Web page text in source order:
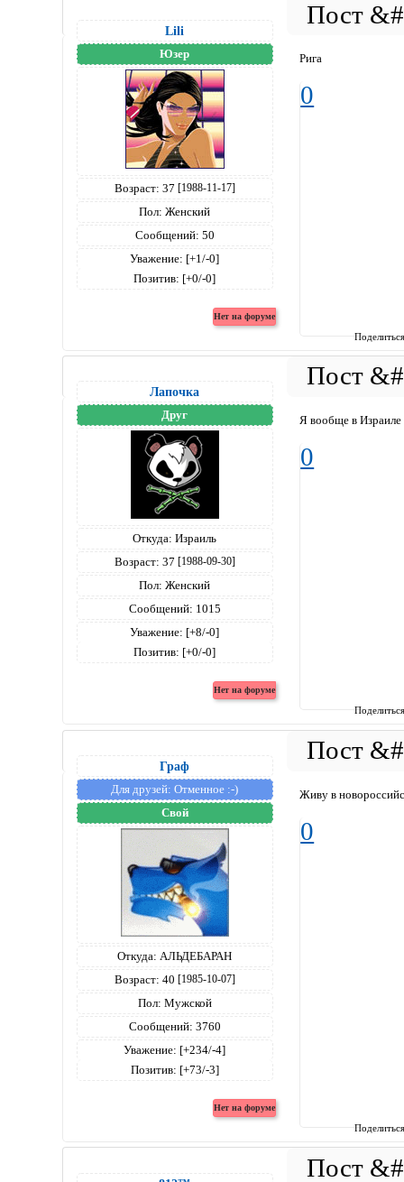
Lili
Юзер
Возраст: 37 [1988-11-17]
Пол: Женский
Сообщений: 50
Уважение: [+1/-0]
Позитив: [+0/-0]
Рига
0
Лапочка
Друг
Откуда: Израиль
Возраст: 37 [1988-09-30]
Пол: Женский
Сообщений: 1015
Уважение: [+8/-0]
Позитив: [+0/-0]
Я вообще в
0
Граф
Для друзей: Отменное :-)
Свой
Откуда: АЛЬДЕБАРАН
Возраст: 40 [1985-10-07]
Пол: Мужской
Сообщений: 3760
Уважение: [+234/-4]
Позитив: [+73/-3]
Живу в
0